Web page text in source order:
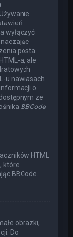
wyłączyć
posta.
a, ale
u nawiasach
o
ze
BBCode.
HTML
które
BBCode.
obrazki,
Do